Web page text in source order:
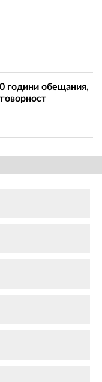
години обещания,